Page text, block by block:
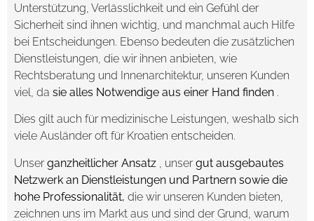
Unterstützung, Verlässlichkeit und ein Gefühl der
Sicherheit sind ihnen wichtig, und manchmal auch Hilfe
bei Entscheidungen. Ebenso bedeuten die zusätzlichen
Dienstleistungen, die wir ihnen anbieten, wie
Rechtsberatung und Innenarchitektur, unseren Kunden
viel, da sie alles Notwendige aus einer Hand finden .
Dies gilt auch für medizinische Leistungen, weshalb sich
viele Ausländer oft für Kroatien entscheiden.
Unserganzheitlicher Ansatz , unsergut ausgebautes
Netzwerk an Dienstleistungen und Partnern sowie die
hohe Professionalität, die wir unseren Kunden bieten,
zeichnen uns im Markt aus und sind der Grund, warum